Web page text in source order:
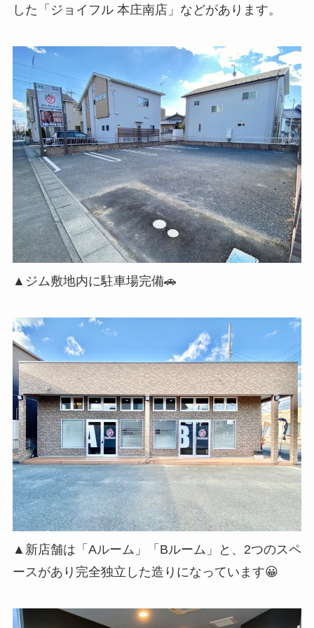
した「ジョイフル 本庄南店」などがあります。
▲ジム敷地内に駐車場完備🚗
▲新店舗は「Aルーム」「Bルーム」と、2つのスペ
ースがあり完全独立した造りになっています😀